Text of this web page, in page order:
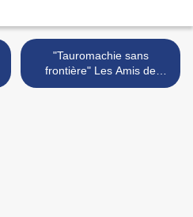
"Tauromachie sans
frontière" Les Amis de
Pablo Romero >